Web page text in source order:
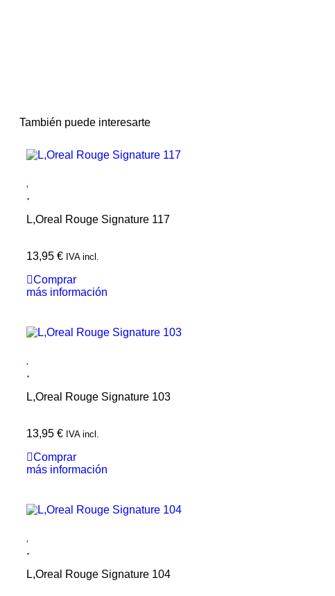
También puede interesarte
L,Oreal Rouge Signature 117
13,95 € IVA incl.
Comprar
más información
L,Oreal Rouge Signature 103
13,95 € IVA incl.
Comprar
más información
L,Oreal Rouge Signature 104